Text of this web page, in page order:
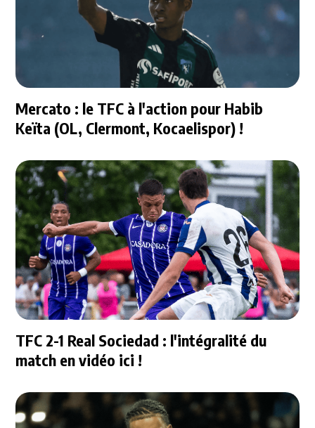
Mercato : le TFC à l'action pour Habib
Keïta (OL, Clermont, Kocaelispor) !
TFC 2-1 Real Sociedad : l'intégralité du
match en vidéo ici !